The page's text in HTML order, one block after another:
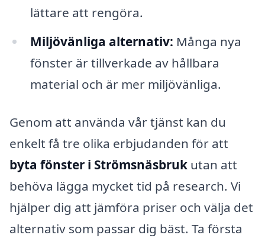
lättare att rengöra.
Miljövänliga alternativ: Många nya
fönster är tillverkade av hållbara
material och är mer miljövänliga.
Genom att använda vår tjänst kan du
enkelt få tre olika erbjudanden för att
byta fönster i Strömsnäsbruk utan att
behöva lägga mycket tid på research. Vi
hjälper dig att jämföra priser och välja det
alternativ som passar dig bäst. Ta första